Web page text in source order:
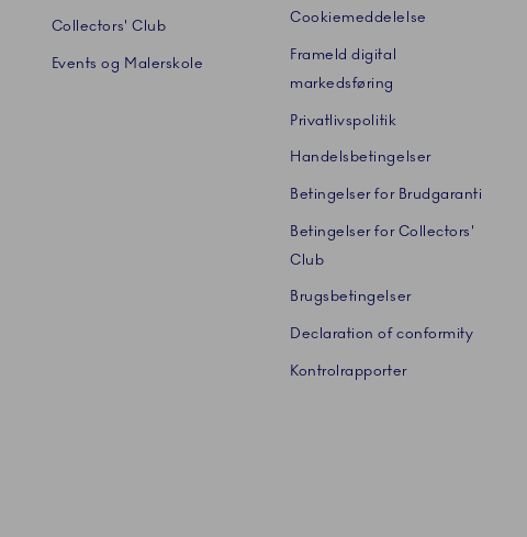
Collectors' Club
Events og Malerskole
Cookiemeddelelse
Frameld digital
markedsføring
Privatlivspolitik
Handelsbetingelser
Betingelser for Brudgaranti
Betingelser for Collectors'
Club
Brugsbetingelser
Declaration of conformity
Kontrolrapporter